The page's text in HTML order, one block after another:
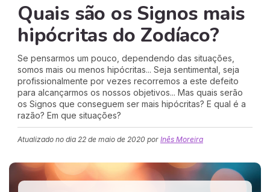
Quais são os Signos mais
hipócritas do Zodíaco?
Se pensarmos um pouco, dependendo das situações,
somos mais ou menos hipócritas... Seja sentimental, seja
profissionalmente por vezes recorremos a este defeito
para alcançarmos os nossos objetivos... Mas quais serão
os Signos que conseguem ser mais hipócritas? E qual é a
razão? Em que situações?
Atualizado no dia 22 de maio de 2020 por Inês Moreira